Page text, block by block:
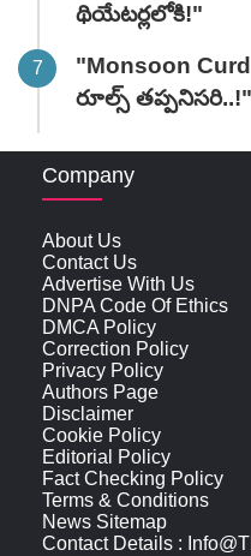
థియేటర్లలోకి!"
"Monsoon
రూల్స్ తప్పనిసరి..!"
Company
About Us
Contact Us
Advertise With Us
DNPA Code Of Ethics
DMCA Policy
Correction Policy
Privacy Policy
Authors Page
Disclaimer
Cookie Policy
Editorial Policy
Fact Checking Policy
Terms & Conditions
News Sitemap
Contact Details :